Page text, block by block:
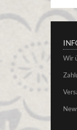
Wir